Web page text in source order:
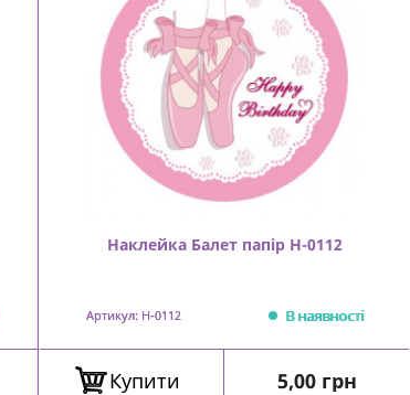
Наклейка Балет папір Н-0112
Артикул: Н-0112 В наявності
Купити Ціна
5,00 грн